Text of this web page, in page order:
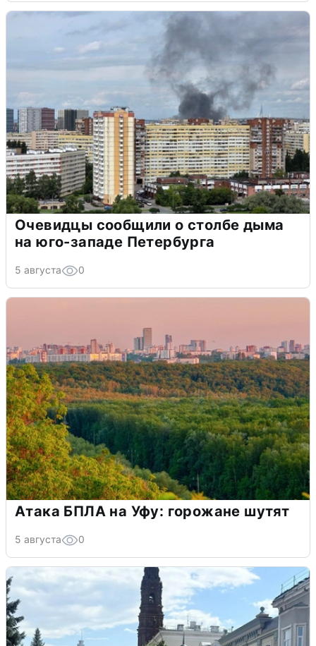
Очевидцы сообщили о столбе дыма
на юго-западе Петербурга
5 августа 0
Атака БПЛА на Уфу: горожане шутят
5 августа 0